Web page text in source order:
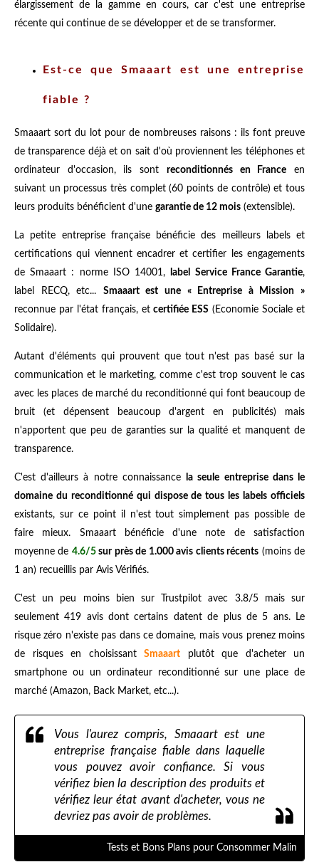
élargissement de la gamme en cours, car c'est une entreprise
récente qui continue de se développer et de se transformer.
Est-ce que Smaaart est une entreprise
fiable ?
Smaaart sort du lot pour de nombreuses raisons : ils font preuve
de transparence déjà et on sait d'où proviennent les téléphones et
ordinateur d'occasion, ils sont reconditionnés en France en
suivant un processus très complet (60 points de contrôle) et tous
leurs produits bénéficient d'une garantie de 12 mois (extensible).
La petite entreprise française bénéficie des meilleurs labels et
certifications qui viennent encadrer et certifier les engagements
de Smaaart : norme ISO 14001,
label Service France Garantie,
label RECQ, etc... Smaaart est une « Entreprise à Mission »
reconnue par l'état français, etcertifiée ESS (Economie Sociale et
Solidaire).
Autant d'éléments qui prouvent que tout n'est pas basé sur la
communication et le marketing, comme c'est trop souvent le cas
avec les places de marché du reconditionné qui font beaucoup de
bruit (et dépensent beaucoup d'argent en publicités) mais
n'apportent que peu de garanties sur la qualité et manquent de
transparence.
C'est d'ailleurs à notre connaissance
la seule entreprise dans le
domaine du reconditionné qui dispose de tous les labels officiels
existants, sur ce point il n'est tout simplement pas possible de
faire mieux. Smaaart bénéficie d'une note de satisfaction
moyenne de 4.6/5sur près de 1.000 avis clients récents (moins de
1 an) recueillis par Avis Vérifiés.
C'est un peu moins bien sur Trustpilot avec 3.8/5 mais sur
seulement 419 avis dont certains datent de plus de 5 ans. Le
risque zéro n'existe pas dans ce domaine, mais vous prenez moins
de risques en choisissant Smaaart plutôt que d'acheter un
smartphone ou un ordinateur reconditionné sur une place de
marché (Amazon, Back Market, etc...).
Vous l'aurez compris, Smaaart est une
entreprise française fiable dans laquelle
vous pouvez avoir confiance. Si vous
vérifiez bien la description des produits et
vérifiez leur état avant d'acheter, vous ne
devriez pas avoir de problèmes.
Tests et Bons Plans pour Consommer Malin